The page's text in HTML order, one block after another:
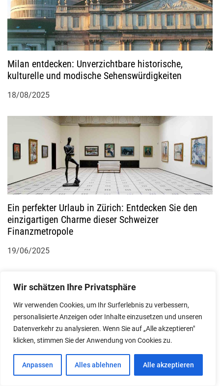
Wir schätzen Ihre Privatsphäre
Wir verwenden Cookies, um Ihr Surferlebnis zu verbessern,
personalisierte Anzeigen oder Inhalte einzusetzen und unseren
Datenverkehr zu analysieren. Wenn Sie auf „Alle akzeptieren"
klicken, stimmen Sie der Anwendung von Cookies zu.
Anpassen Alles ablehnen Alle akzeptieren
n
Milan entdecken: Unverzichtbare historische,
kulturelle und modische Sehenswürdigkeiten
18/08/2025
Ein perfekter Urlaub in Zürich: Entdecken Sie den
einzigartigen Charme dieser Schweizer
Finanzmetropole
19/06/2025